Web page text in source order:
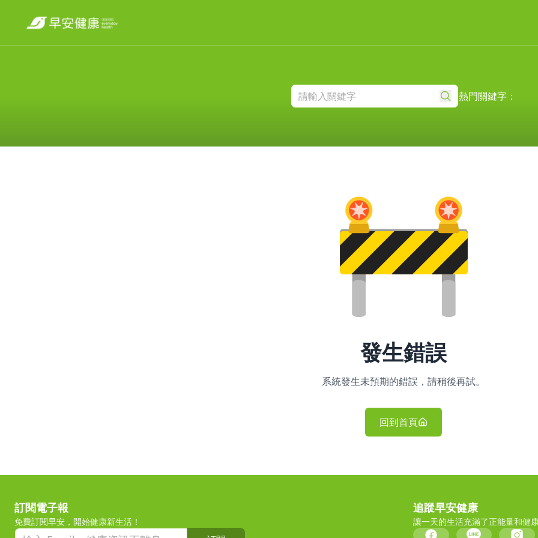
熱門關鍵字：
發生錯誤
系統發生未預期的錯誤，請稍後再試。
回到首頁
訂閱電子報
免費訂閱早安，開始健康新生活！
追蹤早安健康
讓一天的生活充滿了正能量和健